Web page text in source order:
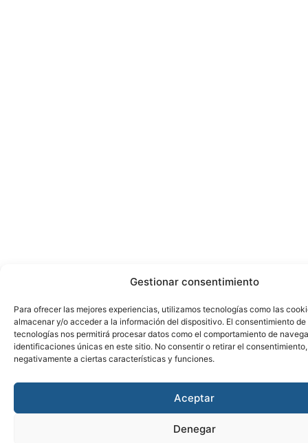
Gestionar consentimiento
Para ofrecer las mejores experiencias, utilizamos tecnologías como las
almacenar y/o acceder a la información del dispositivo. El consentimiento de
tecnologías nos permitirá procesar datos como el comportamiento de
identificaciones únicas en este sitio. No consentir o retirar el
negativamente a ciertas características y funciones.
Aceptar
Denegar